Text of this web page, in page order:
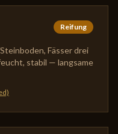
Reifung
Fässer drei
stabil — langsame